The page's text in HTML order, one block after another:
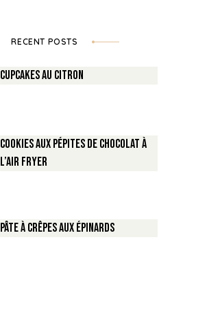
RECENT POSTS
Cupcakes au Citron
Cookies aux pépites de Chocolat à
l’air fryer
Pâte à crêpes aux épinards